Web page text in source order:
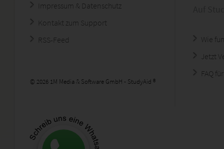
Impressum & Datenschutz
Kontakt zum Support
RSS-Feed
© 2026 1M Media & Software GmbH - StudyAid ®
Wie
Jetzt
FAQ